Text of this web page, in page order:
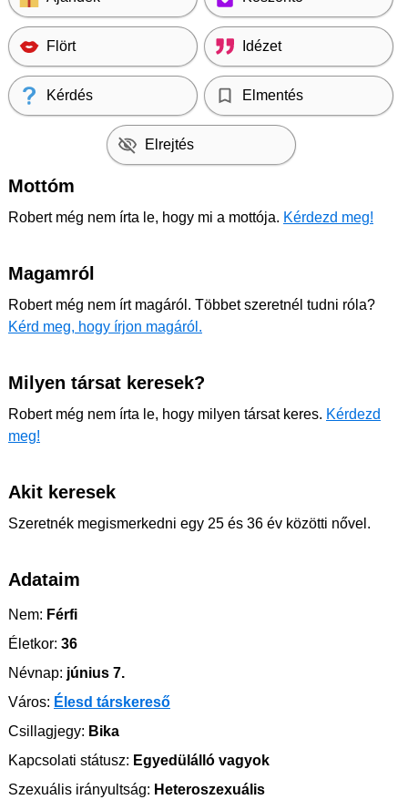
Flört Idézet
Kérdés Elmentés
Elrejtés
Mottóm
Robert még nem írta le, hogy mi a mottója. Kérdezd meg!
Magamról
Robert még nem írt magáról. Többet szeretnél tudni róla?
Kérd meg, hogy írjon magáról.
Milyen társat keresek?
Robert még nem írta le, hogy milyen társat keres. Kérdezd
meg!
Akit keresek
Szeretnék megismerkedni egy 25 és 36 év közötti nővel.
Adataim
Nem: Férfi
Életkor: 36
Névnap: június 7.
Város: Élesd társkereső
Csillagjegy: Bika
Kapcsolati státusz: Egyedülálló vagyok
Szexuális irányultság: Heteroszexuális